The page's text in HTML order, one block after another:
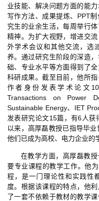
业技能、解决问题方面的能
写作方法、成果提炼、PPT
究生的业余生活，每周举行
精神。为扩大视野，增进交
外学术会议和其他交流，选
养。通过研究生阶段的深造
础、专业水平等方面得到了
科研成果。截至目前，他所
作者身份发表学术论文
Transactions on Power
Sustainable Energy、IET
发表研究论文15篇，有6人
以来，高厚磊教授已指导毕业
他们已成为高校、电力企业的
在教学方面，高厚磊教
要专业课程的教学工作。他
程，是一门理论性和实践性
度。根据该课程的特点，他
了一套不依赖于教材的教学